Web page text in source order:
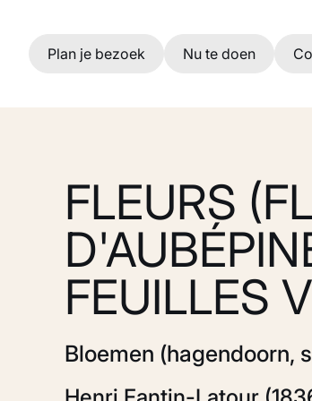
Ga naar hoofdinhoud
Plan je bezoek Nu te doen
FLEURS
FEUILLES
Bloemen (hagendoorn,